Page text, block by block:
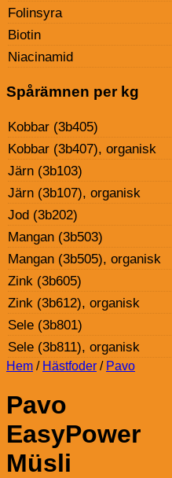
Folinsyra
Biotin
Niacinamid
Spårämnen per kg
Kobbar (3b405)
Kobbar (3b407), organisk
Järn (3b103)
Järn (3b107), organisk
Jod (3b202)
Mangan (3b503)
Mangan (3b505), organisk
Zink (3b605)
Zink (3b612), organisk
Sele (3b801)
Sele (3b811), organisk
Hem / Hästfoder / Pavo
Pavo
EasyPower
Müsli